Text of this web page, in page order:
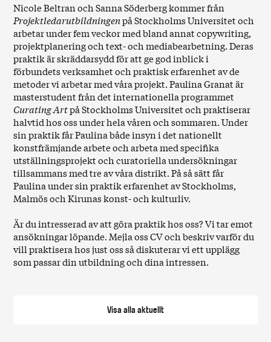
Visa allaaktuellt
Nicole Beltran och Sanna Söderberg kommer från
Projektledarutbildningenpå Stockholms Universitet och
arbetar under fem veckor med bland annat copywriting,
projektplanering och text- och mediabearbetning. Deras
praktik är skräddarsydd för att ge god inblick i
förbundets verksamhet och praktisk erfarenhet av de
metoder vi arbetar med våra projekt. Paulina Granat är
masterstudent från det internationella programmet
Curating Artpå Stockholms Universitet och praktiserar
halvtid hos oss under hela våren och sommaren. Under
sin praktik får Paulina både insyn i det nationellt
konstfrämjande arbete och arbeta med specifika
utställningsprojekt och curatoriella undersökningar
tillsammans med tre av våra distrikt. På så sätt får
Paulina under sin praktik erfarenhet av Stockholms,
Malmös och Kirunas konst- och kulturliv.
Är du intresserad av att göra praktik hos oss? Vi tar emot
ansökningar löpande. Mejla ossCV och beskriv varför du
vill praktisera hos just oss så diskuterar vi ett upplägg
som passar din utbildning och dina intressen.